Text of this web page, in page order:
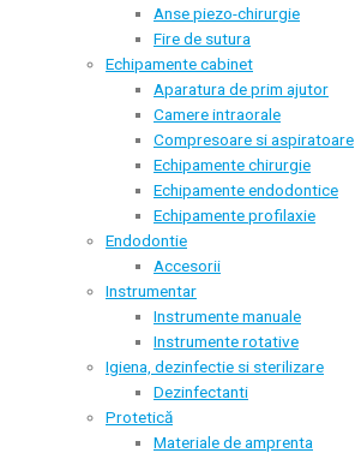
Anse piezo-chirurgie
Fire de sutura
Echipamente cabinet
Aparatura de prim ajutor
Camere intraorale
Compresoare si aspiratoare
Echipamente chirurgie
Echipamente endodontice
Echipamente profilaxie
Endodontie
Accesorii
Instrumentar
Instrumente manuale
Instrumente rotative
Igiena, dezinfectie si sterilizare
Dezinfectanti
Protetică
Materiale de amprenta